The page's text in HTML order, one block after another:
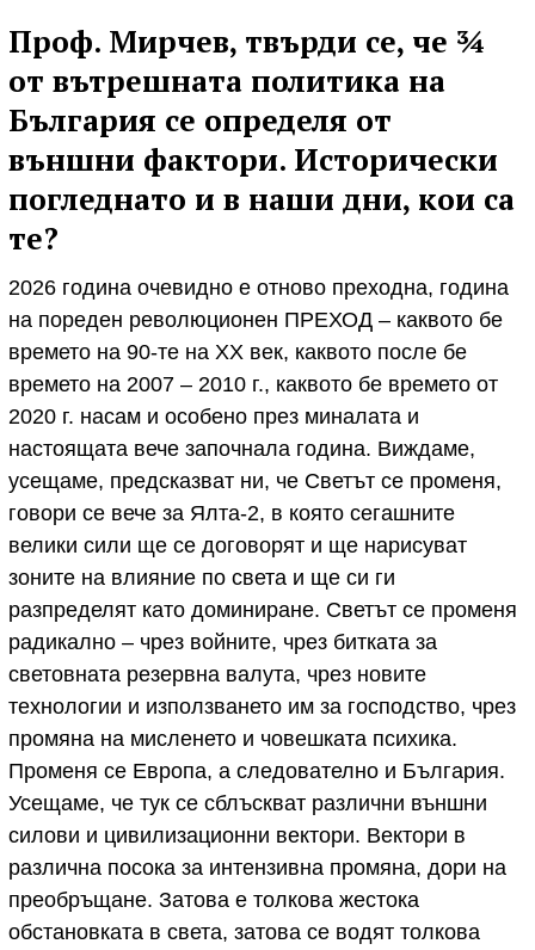
Проф. Мирчев, твърди се, че ¾
от вътрешната политика на
България се определя от
външни фактори. Исторически
погледнато и в наши дни, кои са
те?
2026 година очевидно е отново преходна, година
на пореден революционен ПРЕХОД – каквото бе
времето на 90-те на ХХ век, каквото после бе
времето на 2007 – 2010 г., каквото бе времето от
2020 г. насам и особено през миналата и
настоящата вече започнала година. Виждаме,
усещаме, предсказват ни, че Светът се променя,
говори се вече за Ялта-2, в която сегашните
велики сили ще се договорят и ще нарисуват
зоните на влияние по света и ще си ги
разпределят като доминиране. Светът се променя
радикално – чрез войните, чрез битката за
световната резервна валута, чрез новите
технологии и използването им за господство, чрез
промяна на мисленето и човешката психика.
Променя се Европа, а следователно и България.
Усещаме, че тук се сблъскват различни външни
силови и цивилизационни вектори. Вектори в
различна посока за интензивна промяна, дори на
преобръщане. Затова е толкова жестока
обстановката в света, затова се водят толкова